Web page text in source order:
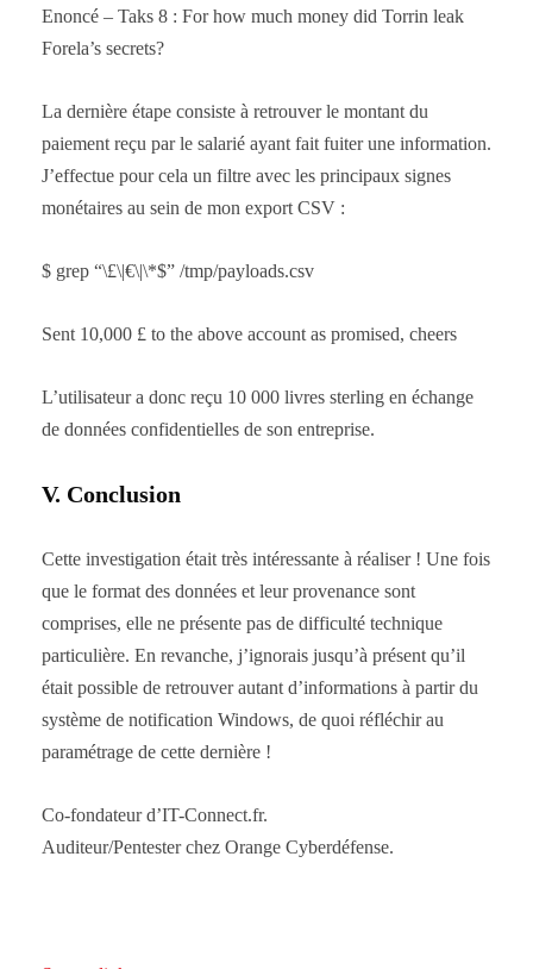
Enoncé – Taks 8 : For how much money did Torrin leak
Forela’s secrets?
La dernière étape consiste à retrouver le montant du
paiement reçu par le salarié ayant fait fuiter une information.
J’effectue pour cela un filtre avec les principaux signes
monétaires au sein de mon export CSV :
$ grep “\£\|€\|\*$” /tmp/payloads.csv
Sent 10,000 £ to the above account as promised, cheers
L’utilisateur a donc reçu 10 000 livres sterling en échange
de données confidentielles de son entreprise.
V. Conclusion
Cette investigation était très intéressante à réaliser ! Une fois
que le format des données et leur provenance sont
comprises, elle ne présente pas de difficulté technique
particulière. En revanche, j’ignorais jusqu’à présent qu’il
était possible de retrouver autant d’informations à partir du
système de notification Windows, de quoi réfléchir au
paramétrage de cette dernière !
Co-fondateur d’IT-Connect.fr.
Auditeur/Pentester chez Orange Cyberdéfense.